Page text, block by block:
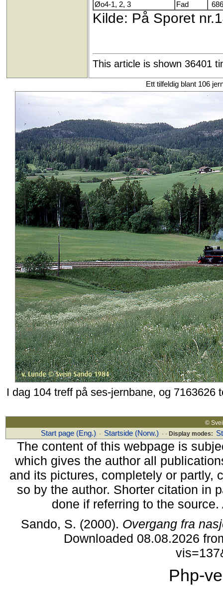
Øo4-1, 2, 3
Fad
Kilde: På Sporet
This article is shown 36401
Ett tilfeldig blant 106
I dag 104 treff på ses-jernbane, og
©
Start page (Eng.) · Startside (Norw.) · · Display modes:
The content of this webpage is
which gives the author all
and its pictures, completely or partly,
so by the author. Shorter citation in
done if referring to the
Sando, S. (2000). Overgang fra
Downloaded 08.08.2026
Php-